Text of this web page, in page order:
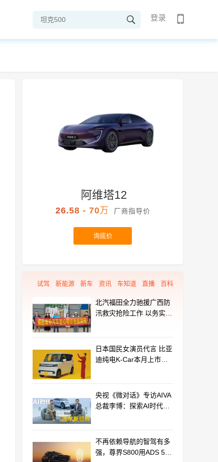
登录
阿维塔12
26.58 - 70万 厂商指导价
询底价
试驾 新能源 新车 资讯 车知道 直播 百科
北汽福田全力驰援广西防
汛救灾抢险工作 以务实行
日本国民女演员代言 比亚
迪纯电K-Car本月上市：
央视《微对话》专访AIVA
总裁李博：探索AI时代汽
不再依赖导航的智驾有多
强，尊界S800用ADS 5实